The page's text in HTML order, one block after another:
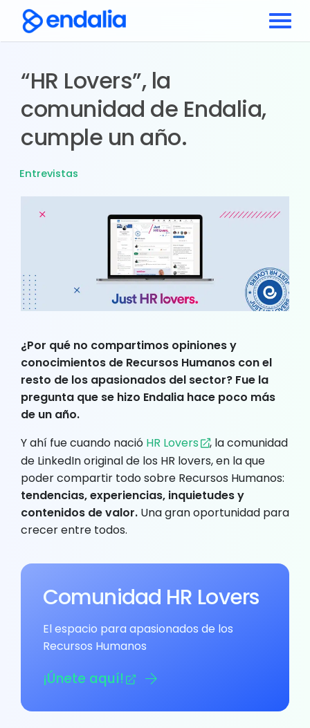
“HR Lovers”, la
comunidad de Endalia,
cumple un año.
Entrevistas
¿Por qué no compartimos opiniones y
conocimientos de Recursos Humanos con el
resto de los apasionados del sector? Fue la
pregunta que se hizo Endalia hace poco más
de un año.
Y ahí fue cuando nació HR Lovers
, la comunidad
de LinkedIn original de los HR lovers, en la que
poder compartir todo sobre Recursos Humanos:
tendencias, experiencias, inquietudes y
contenidos de valor. Una gran oportunidad para
crecer entre todos.
Comunidad HR Lovers
El espacio para apasionados de los
Recursos Humanos
¡Únete aquí!